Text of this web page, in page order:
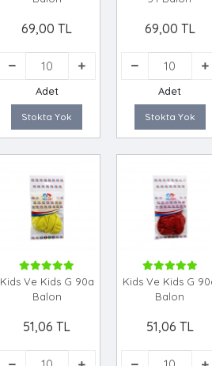
69,00 TL
Adet
Stokta Yok
69,00 TL
Adet
Stokta Yok
Kids Ve Kids G 90a
Balon
51,06 TL
Kids Ve Kids G
Balon
51,06 TL